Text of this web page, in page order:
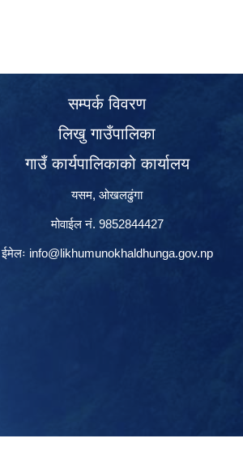
सम्पर्क विवरण
लिखु गाउँपालिका
गाउँ कार्यपालिकाको कार्यालय
यसम, ओखलढुंगा
मोवाईल नं. 9852844427
ईमेलः info@likhumunokhaldhunga.gov.np